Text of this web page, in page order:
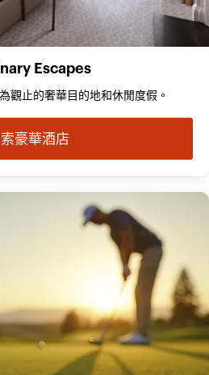
Escapes
觀止的奢華目的地和休閒度假。
豪華酒店